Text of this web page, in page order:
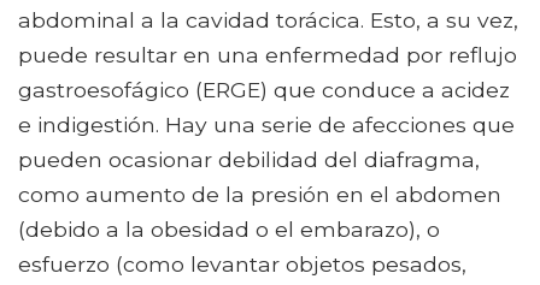
abdominal a la cavidad torácica. Esto, a su vez,
puede resultar en una enfermedad por reflujo
gastroesofágico (ERGE) que conduce a acidez
e indigestión. Hay una serie de afecciones que
pueden ocasionar debilidad del diafragma,
como aumento de la presión en el abdomen
(debido a la obesidad o el embarazo), o
esfuerzo (como levantar objetos pesados,